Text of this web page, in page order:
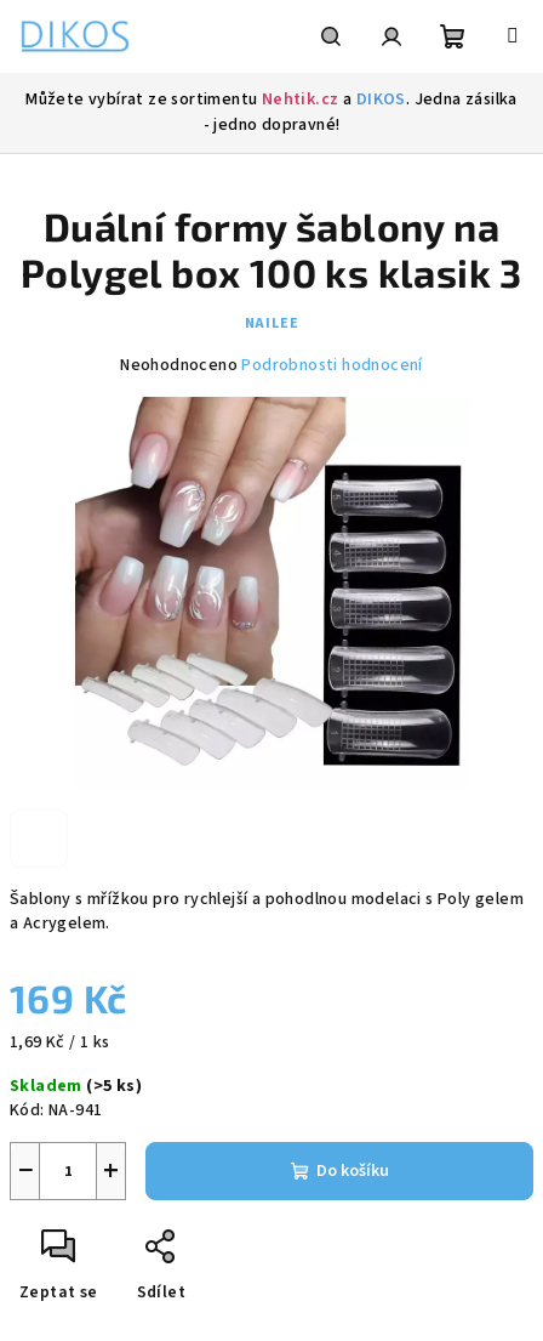
obsah
Můžete vybírat ze sortimentu Nehtik.cz a DIKOS. Jedna zásilka
- jedno dopravné!
Šablony s mřížkou pro rychlejší a pohodlnou modelaci s Poly gelem
a Acrygelem.
169 Kč
Měrná
1,69 Kč / 1 ks
Skladem (>5 ks)
Kód: NA-941
+
− Do košíku
Zeptat se Sdílet
Duální formy šablony na
Polygel box 100 ks klasik 3
NAILEE
Průměrné
produktu
je
0,0
z
5
hvězdiček.
Neohodnoceno Podrobnosti hodnocení